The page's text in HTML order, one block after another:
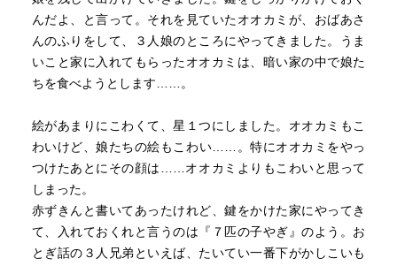
んだよ、と言って。それを見ていたオオカミが、おばあさ
んのふりをして、３人娘のところにやってきました。うま
いこと家に入れてもらったオオカミは、暗い家の中で娘た
ちを食べようとします……。
絵があまりにこわくて、星１つにしました。オオカミもこ
わいけど、娘たちの絵もこわい……。特にオオカミをやっ
つけたあとにその顔は……オオカミよりもこわいと思って
しまった。
赤ずきんと書いてあったけれど、鍵をかけた家にやってき
て、入れておくれと言うのは『７匹の子やぎ』のよう。お
とぎ話の３人兄弟といえば、たいてい一番下がかしこいも